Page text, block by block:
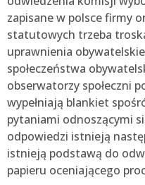
zapisane w polsce firmy
statutowych trzeba
uprawnienia
społeczeństwa
obserwatorzy społeczni
wypełniają blankiet
pytaniami odnoszącymi
odpowiedzi istnieją
istnieją podstawą do
papieru oceniającego